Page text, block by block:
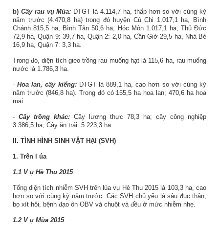
b) Cây rau vụ Mùa: DTGT là 4.114,7 ha, thấp hơn so với cùng kỳ
năm trước (4.470,8 ha) trong đó huyện Củ Chi 1.017,1 ha, Bình
Chánh 815,5 ha, Bình Tân 50,6 ha, Hóc Môn 1.017,1 ha, Thủ Đức
72,9 ha, Quận 9: 39,7 ha, Quận 2: 2,0 ha, Cần Giờ 29,5 ha, Nhà Bè
16,9 ha, Quận 7: 3,3 ha.
Trong đó, diện tích gieo trồng rau muống hạt là 115,6 ha, rau muống
nước là 1.786,3 ha.
-Hoa lan, cây kiểng:DTGT là 889,1 ha, cao hơn so với cùng kỳ
năm trước (846,8 ha). Trong đó có 155,5 ha hoa lan; 470,6 ha hoa
mai.
- Cây trồng khác: Cây lương thực 78,3 ha; cây công nghiệp
3.386,5 ha; Cây ăn trái: 5.223,3 ha.
II. TÌNH HÌNH SINH VẬT HẠI (SVH)
1. Trên l úa
1.1 V ụ Hè Thu 2015
Tổng diện tích nhiễm SVH trên lúa vụ Hè Thu 2015 là 103,3 ha, cao
hơn so với cùng kỳ năm trước. Các SVH chủ yếu là sâu đục thân,
bọ xít hôi, bệnh đạo ôn OBV và chuột và đều ở mức nhiễm nhẹ.
1.2 V ụ Mùa 2015